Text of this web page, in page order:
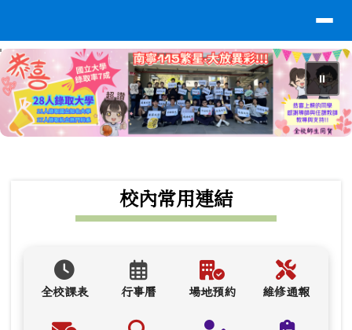
⏸
上中區域內容校內常用連結
全校課表 行事曆 場地預約 維修通報